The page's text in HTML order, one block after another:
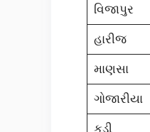
વિજાપુર
હારીજ
માણસા
ગોજારીયા
કડી